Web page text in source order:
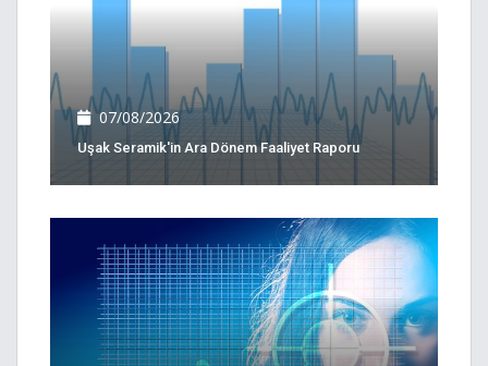
07/08/2026
Uşak Seramik'in Ara Dönem Faaliyet Raporu